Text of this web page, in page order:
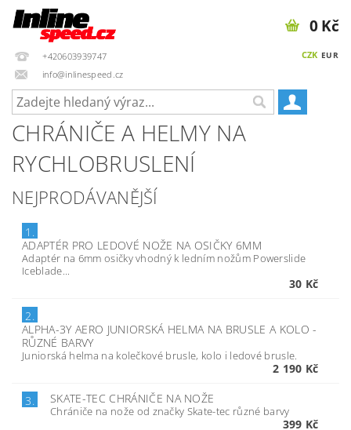
+420603939747
info@inlinespeed.cz
CZK EUR
0 Kč
CHRÁNIČE A HELMY NA
RYCHLOBRUSLENÍ
NEJPRODÁVANĚJŠÍ
1.
ADAPTÉR PRO LEDOVÉ NOŽE NA OSIČKY 6MM
Adaptér na 6mm osičky vhodný k ledním nožům Powerslide
Iceblade...
30 Kč
2.
ALPHA-3Y AERO JUNIORSKÁ HELMA NA BRUSLE A KOLO -
RŮZNÉ BARVY
Juniorská helma na kolečkové brusle, kolo i ledové brusle.
2 190 Kč
3. SKATE-TEC CHRÁNIČE NA NOŽE
Chrániče na nože od značky Skate-tec různé barvy
399 Kč